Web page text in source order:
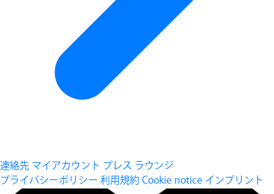
連絡先 マイアカウント プレス ラウンジ
プライバシーポリシー 利用規約 Cookie notice インプリント